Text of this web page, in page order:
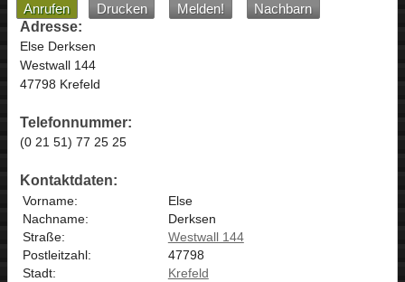
Anrufen Drucken Melden!
Nachbarn
Adresse:
Else Derksen
Westwall 144
47798 Krefeld
Telefonnummer:
(0 21 51) 77 25 25
Kontaktdaten:
Vorname:
Else
Nachname:
Derksen
Straße:
Westwall 144
Postleitzahl:
47798
Stadt:
Krefeld